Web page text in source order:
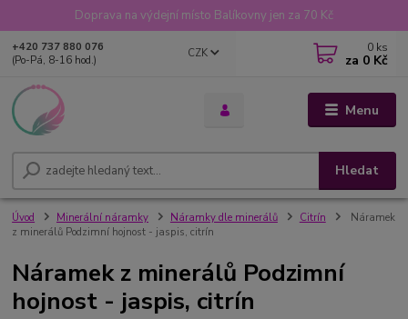
Doprava na výdejní místo Balíkovny jen za 70 Kč
Menu
CZK
Hledat
+420 737 880 076
(Po-Pá, 8-16 hod.)
0 ks
za 0 Kč
Úvod Minerální náramky Náramky dle minerálů Citrín
Náramek
z minerálů Podzimní hojnost - jaspis, citrín
Náramek z minerálů Podzimní
hojnost - jaspis, citrín